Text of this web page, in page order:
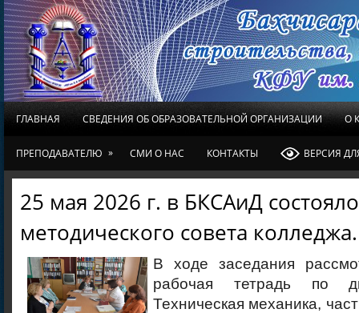
ГЛАВНАЯ СВЕДЕНИЯ ОБ ОБРАЗОВАТЕЛЬНОЙ ОРГАНИЗАЦИИ О
ПРЕПОДАВАТЕЛЮ » СМИ О НАС КОНТАКТЫ ВЕРСИЯ
25 мая 2026 г. в БКСАиД
методического совета колледжа.
В ходе заседания
рабочая тетрадь по
Техническая механика,